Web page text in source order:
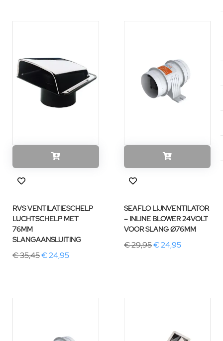
RVS VENTILATIESCHELP
LUCHTSCHELP MET
76MM
SLANGAANSLUITING
€ 35,45€ 24,95
SEAFLO LIJNVENTILATOR
– INLINE BLOWER 24VOLT
VOOR SLANG Ø76MM
€ 29,95€ 24,95